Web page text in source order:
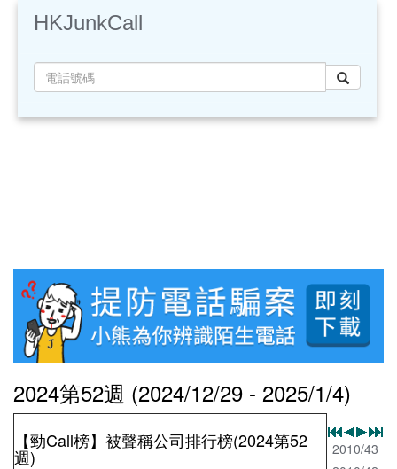
HKJunkCall
2024第52週 (2024/12/29 - 2025/1/4)
【勁Call榜】被聲稱公司排行榜(2024第52
週)
2010/43